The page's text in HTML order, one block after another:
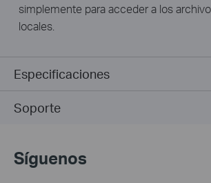
simplemente para acceder a los
locales.
Especificaciones
Soporte
Síguenos